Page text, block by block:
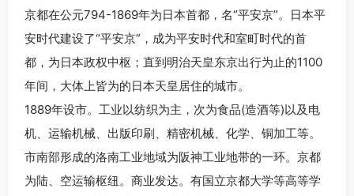
京都在公元794-1869年为日本首都，名“平安京”。日本平
安时代建设了“平安京”，成为平安时代和室町时代的首
都，为日本政权中枢；直到明治天皇东京出行为止的1100
年间，大体上皆为的日本天皇居住的城市。
1889年设市。工业以纺织为主，次为食品(造酒等)以及电
机、运输机械、出版印刷、精密机械、化学、铜加工等。
市南部形成的洛南工业地域为阪神工业地带的一环。京都
为陆、空运输枢纽。商业发达。有国立京都大学等高等学